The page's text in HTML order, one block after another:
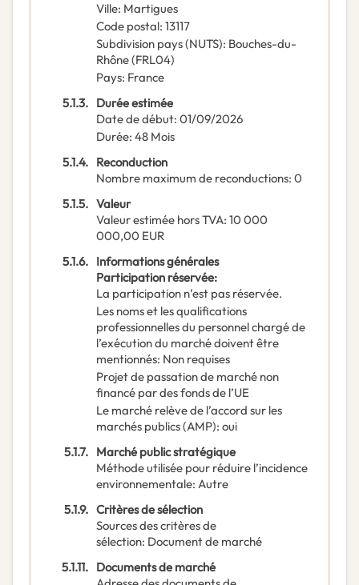
Ville: Martigues
Code postal: 13117
Subdivision pays (NUTS): Bouches-du-
Rhône(FRL04)
Pays: France
5.1.3. Durée estimée
Date de début: 01/09/2026
Durée: 48 Mois
5.1.4. Reconduction
Nombre maximum de reconductions: 0
5.1.5. Valeur
Valeur estimée hors TVA: 10 000
000,00 EUR
5.1.6. Informations générales
Participation réservée:
La participation n’est pas réservée.
Les noms et les qualifications
professionnelles du personnel chargé de
l’exécution du marché doivent être
mentionnés: Non requises
Projet de passation de marché non
financé par des fonds de l’UE
Le marché relève de l’accord sur les
marchés publics (AMP): oui
5.1.7. Marché public stratégique
Méthode utilisée pour réduire l’incidence
environnementale: Autre
5.1.9. Critères de sélection
Sources des critères de
sélection: Document de marché
5.1.11. Documents de marché